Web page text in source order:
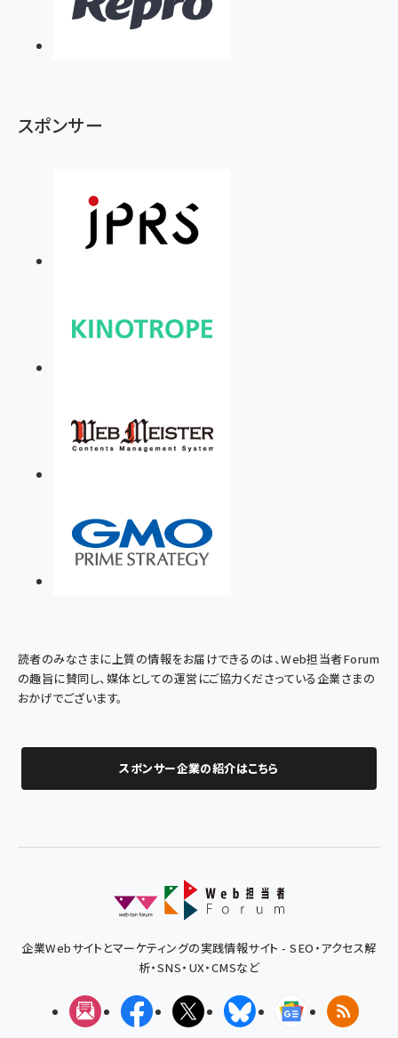
スポンサー
読者のみなさまに上質の情報をお届けできるのは、Web担当者Forum
の趣旨に賛同し、媒体としての運営にご協力くださっている企業さまの
おかげでございます。
スポンサー企業の紹介はこちら
企業Webサイトとマーケティングの実践情報サイト - SEO・アクセス解
析・SNS・UX・CMSなど
メルマガFacebookX(エックス)BlueskyGoogleニュ
RSS